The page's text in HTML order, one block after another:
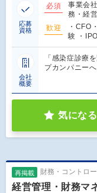
応募
資格
必須
事業会
務・経
歓迎
・CFO
験 ・
会社
概要
「感染症診療
プカンパニー
気になる
再掲載 財務・コントロ
経営管理・財務マ